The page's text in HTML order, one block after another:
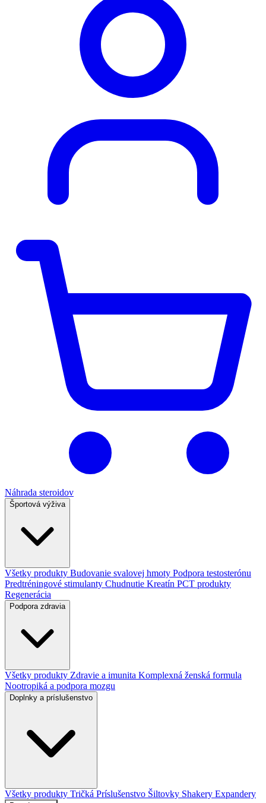
Náhrada steroidov
Športová výživa
Všetky produkty Budovanie svalovej hmoty Podpora testosterónu
Predtréningové stimulanty Chudnutie Kreatín PCT produkty
Regenerácia
Podpora zdravia
Všetky produkty Zdravie a imunita Komplexná ženská formula
Nootropiká a podpora mozgu
Doplnky a príslušenstvo
Všetky produkty Tričká Príslušenstvo Šiltovky Shakery Expandery